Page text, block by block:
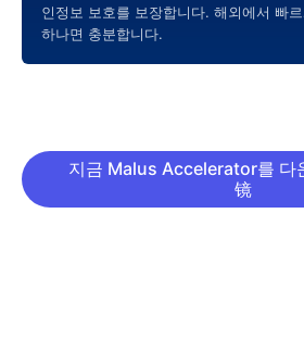
인정보 보호를 보장합니다. 해외에서 빠
하나면 충분합니다.
지금 Malus Accelerator를 다
镜